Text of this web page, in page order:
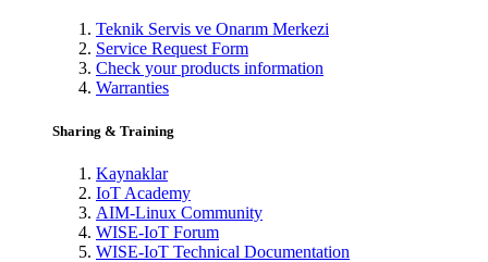
Teknik Servis ve Onarım Merkezi
Service Request Form
Check your products information
Warranties
Sharing & Training
Kaynaklar
IoT Academy
AIM-Linux Community
WISE-IoT Forum
WISE-IoT Technical Documentation